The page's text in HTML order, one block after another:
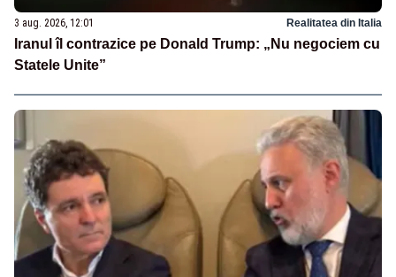
3 aug. 2026, 12:01 Realitatea din Italia
Iranul îl contrazice pe Donald Trump: „Nu negociem cu
Statele Unite”